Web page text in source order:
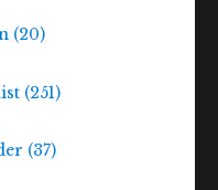
(20)
(251)
(37)